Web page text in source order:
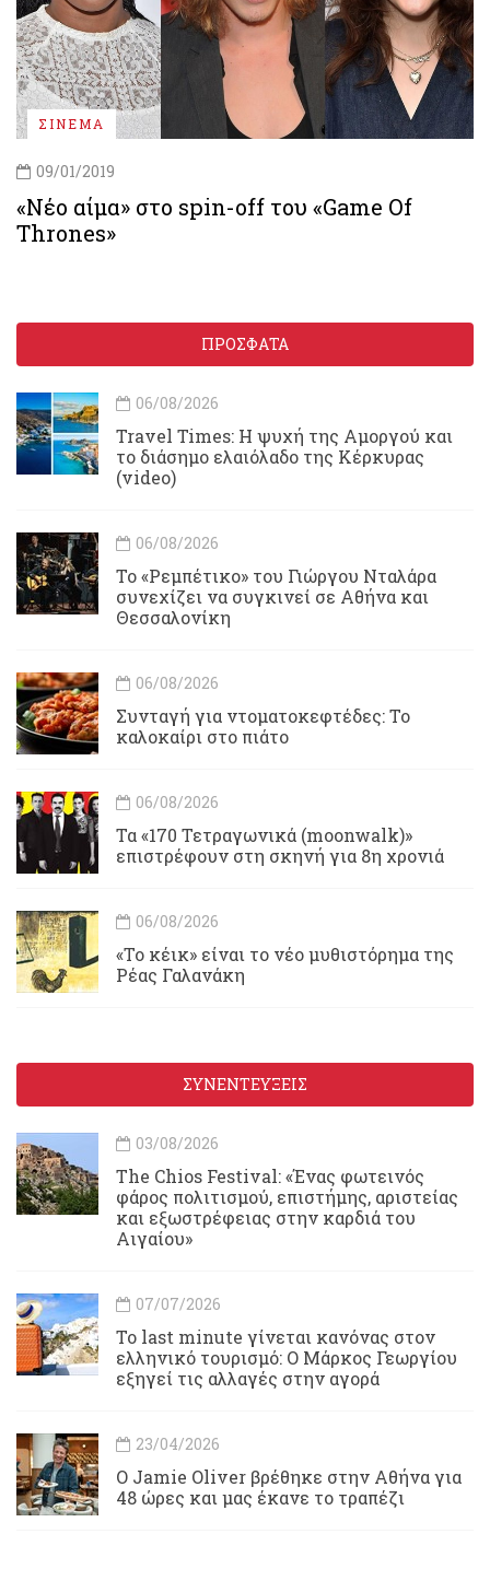
ΣΙΝΕΜΑ
09/01/2019
«Νέο αίμα» στο spin-off του «Game Of
Thrones»
ΠΡΟΣΦΑΤΑ
06/08/2026
Travel Times: H ψυχή της Αμοργού και
το διάσημο ελαιόλαδο της Κέρκυρας
(video)
06/08/2026
Το «Ρεμπέτικο» του Γιώργου Νταλάρα
συνεχίζει να συγκινεί σε Αθήνα και
Θεσσαλονίκη
06/08/2026
Συνταγή για ντοματοκεφτέδες: Το
καλοκαίρι στο πιάτο
06/08/2026
Τα «170 Τετραγωνικά (moonwalk)»
επιστρέφουν στη σκηνή για 8η χρονιά
06/08/2026
«Το κέικ» είναι το νέο μυθιστόρημα της
Ρέας Γαλανάκη
ΣΥΝΕΝΤΕΥΞΕΙΣ
03/08/2026
Τhe Chios Festival: «Ένας φωτεινός
φάρος πολιτισμού, επιστήμης, αριστείας
και εξωστρέφειας στην καρδιά του
Αιγαίου»
07/07/2026
Το last minute γίνεται κανόνας στον
ελληνικό τουρισμό: Ο Μάρκος Γεωργίου
εξηγεί τις αλλαγές στην αγορά
23/04/2026
Ο Jamie Oliver βρέθηκε στην Αθήνα για
48 ώρες και μας έκανε το τραπέζι